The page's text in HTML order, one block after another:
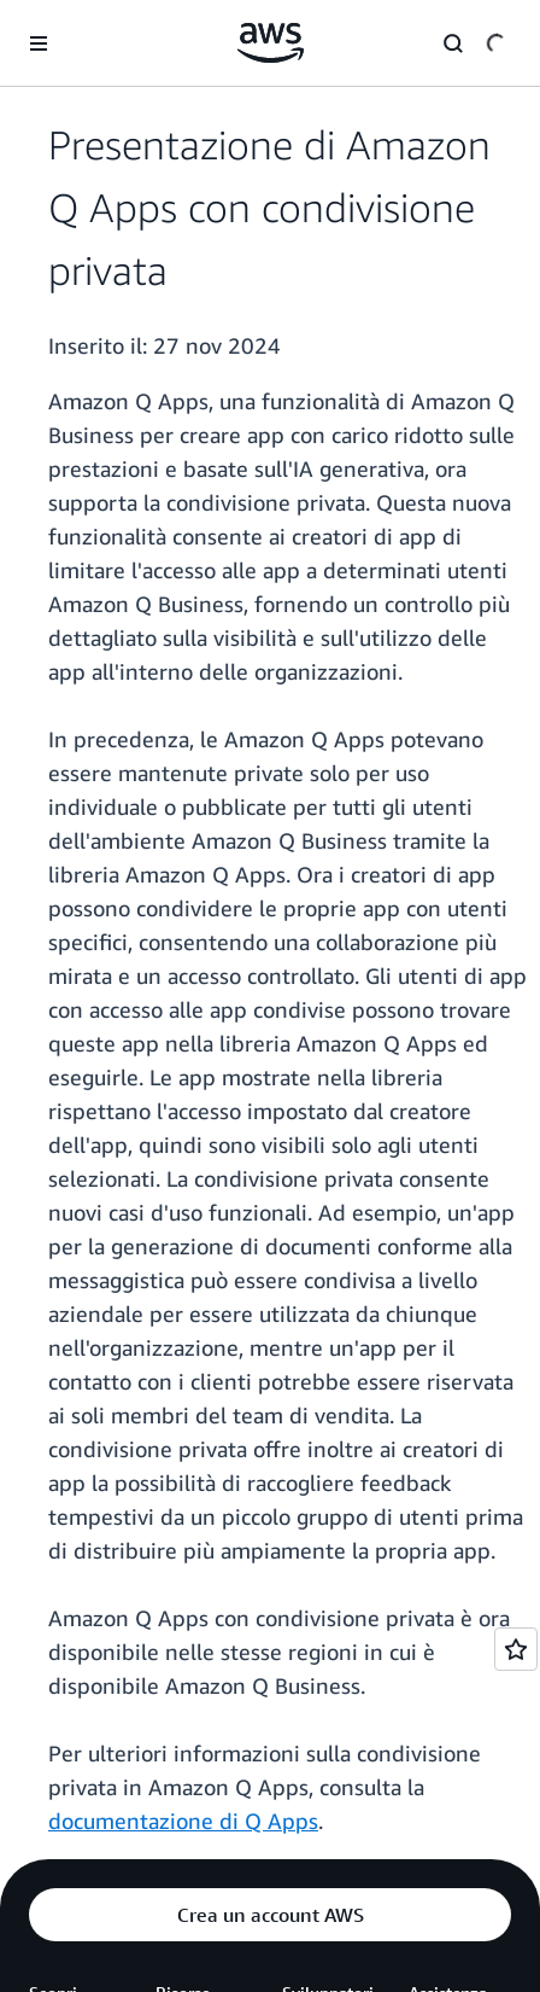
Presentazione di Amazon
Q Apps con condivisione
privata
Inserito il: 27 nov 2024
Amazon Q Apps, una funzionalità di Amazon Q
Business per creare app con carico ridotto sulle
prestazioni e basate sull'IA generativa, ora
supporta la condivisione privata. Questa nuova
funzionalità consente ai creatori di app di
limitare l'accesso alle app a determinati utenti
Amazon Q Business, fornendo un controllo più
dettagliato sulla visibilità e sull'utilizzo delle
app all'interno delle organizzazioni.
In precedenza, le Amazon Q Apps potevano
essere mantenute private solo per uso
individuale o pubblicate per tutti gli utenti
dell'ambiente Amazon Q Business tramite la
libreria Amazon Q Apps. Ora i creatori di app
possono condividere le proprie app con utenti
specifici, consentendo una collaborazione più
mirata e un accesso controllato. Gli utenti di app
con accesso alle app condivise possono trovare
queste app nella libreria Amazon Q Apps ed
eseguirle. Le app mostrate nella libreria
rispettano l'accesso impostato dal creatore
dell'app, quindi sono visibili solo agli utenti
selezionati. La condivisione privata consente
nuovi casi d'uso funzionali. Ad esempio, un'app
per la generazione di documenti conforme alla
messaggistica può essere condivisa a livello
aziendale per essere utilizzata da chiunque
nell'organizzazione, mentre un'app per il
contatto con i clienti potrebbe essere riservata
ai soli membri del team di vendita. La
condivisione privata offre inoltre ai creatori di
app la possibilità di raccogliere feedback
tempestivi da un piccolo gruppo di utenti prima
di distribuire più ampiamente la propria app.
Amazon Q Apps con condivisione privata è ora
disponibile nelle stesse regioni in cui è
disponibile Amazon Q Business.
Per ulteriori informazioni sulla condivisione
privata in Amazon Q Apps, consulta la
documentazione di Q Apps.
Crea un account AWS